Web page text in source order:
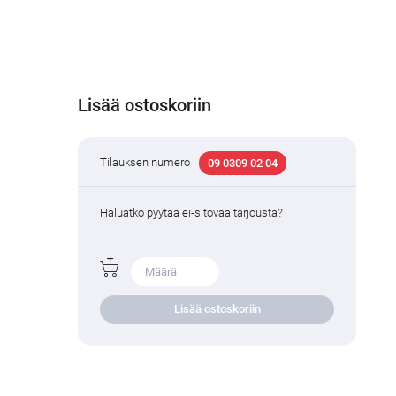
Lisää ostoskoriin
Tilauksen numero 09 0309 02 04
Haluatko pyytää ei-sitovaa tarjousta?
Lisää ostoskoriin